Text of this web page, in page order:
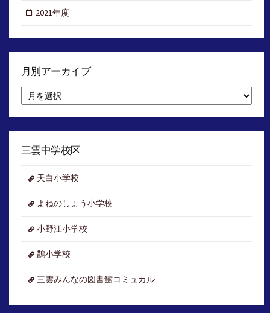
2021年度
月別アーカイブ
別
イ
三雲中学校区
天白小学校
よねのしょう小学校
小野江小学校
鵲小学校
三雲みんなの図書館コミュカル